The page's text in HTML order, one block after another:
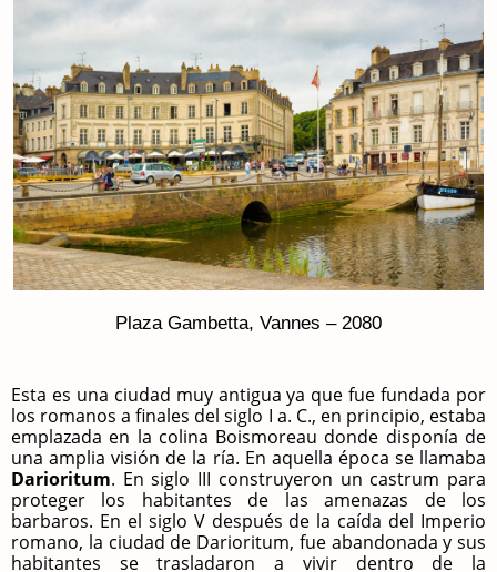
Plaza Gambetta, Vannes – 2080
Esta es una ciudad muy antigua ya que fue fundada por
los romanos a finales del siglo I a. C., en principio, estaba
emplazada en la colina Boismoreau donde disponía de
una amplia visión de la ría. En aquella época se llamaba
Darioritum. En siglo III construyeron un castrum para
proteger los habitantes de las amenazas de los
barbaros. En el siglo V después de la caída del Imperio
romano, la ciudad de Darioritum, fue abandonada y sus
habitantes se trasladaron a vivir dentro de la